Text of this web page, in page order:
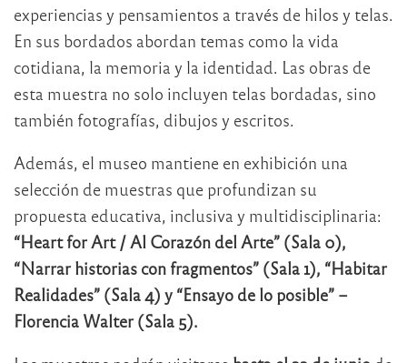
experiencias y pensamientos a través de hilos y telas.
En sus bordados abordan temas como la vida
cotidiana, la memoria y la identidad. Las obras de
esta muestra no solo incluyen telas bordadas, sino
también fotografías, dibujos y escritos.
Además, el museo mantiene en exhibición una
selección de muestras que profundizan su
propuesta educativa, inclusiva y multidisciplinaria:
“Heart for Art / Al Corazón del Arte” (Sala 0),
“Narrar historias con fragmentos” (Sala 1), “Habitar
Realidades” (Sala 4) y “Ensayo de lo posible” –
Florencia Walter (Sala 5).